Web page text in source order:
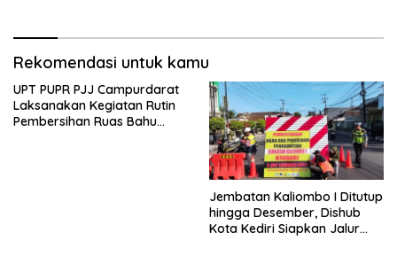
Rekomendasi untuk kamu
UPT PUPR PJJ Campurdarat
Laksanakan Kegiatan Rutin
Pembersihan Ruas Bahu
Jembatan Kaliombo I Ditutup
hingga Desember, Dishub
Kota Kediri Siapkan Jalur